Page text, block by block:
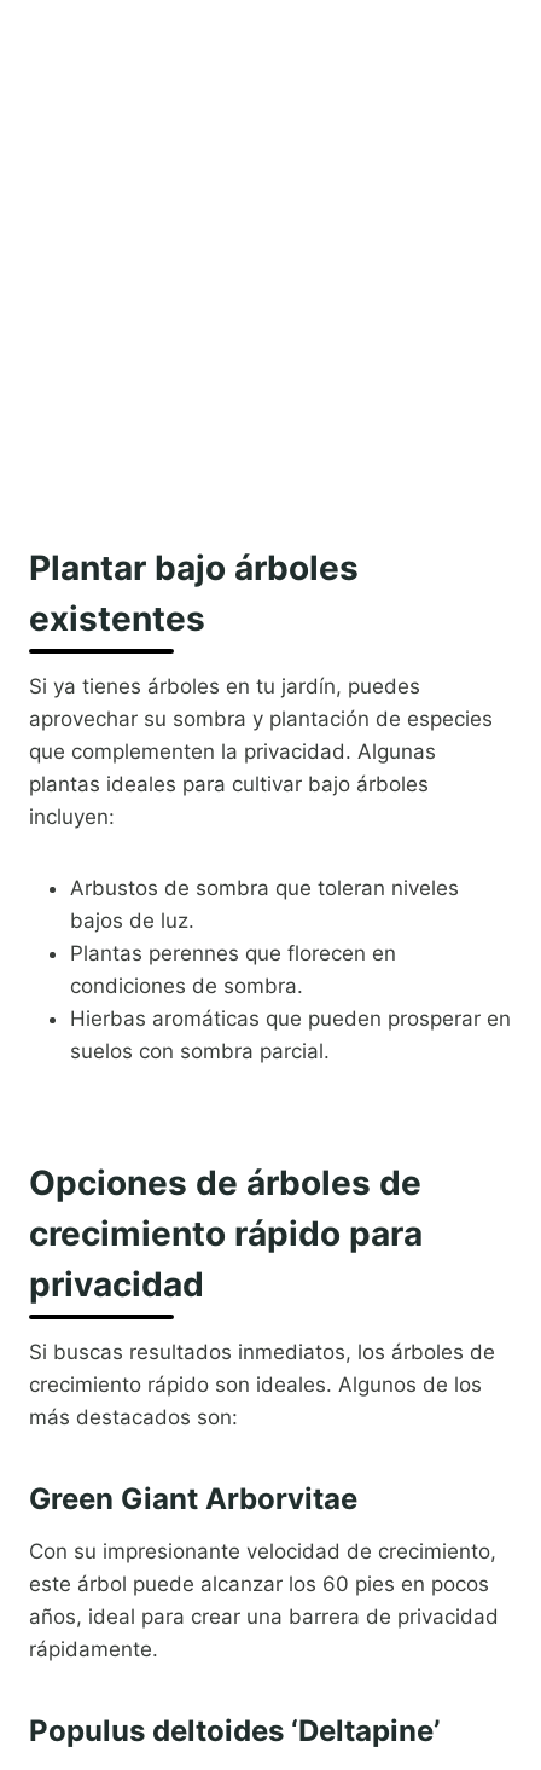
Plantar bajo árboles
existentes
Si ya tienes árboles en tu jardín, puedes
aprovechar su sombra y plantación de especies
que complementen la privacidad. Algunas
plantas ideales para cultivar bajo árboles
incluyen:
Arbustos de sombra que toleran niveles
bajos de luz.
Plantas perennes que florecen en
condiciones de sombra.
Hierbas aromáticas que pueden prosperar en
suelos con sombra parcial.
Opciones de árboles de
crecimiento rápido para
privacidad
Si buscas resultados inmediatos, los árboles de
crecimiento rápido son ideales. Algunos de los
más destacados son:
Green Giant Arborvitae
Con su impresionante velocidad de crecimiento,
este árbol puede alcanzar los 60 pies en pocos
años, ideal para crear una barrera de privacidad
rápidamente.
Populus deltoides ‘Deltapine’